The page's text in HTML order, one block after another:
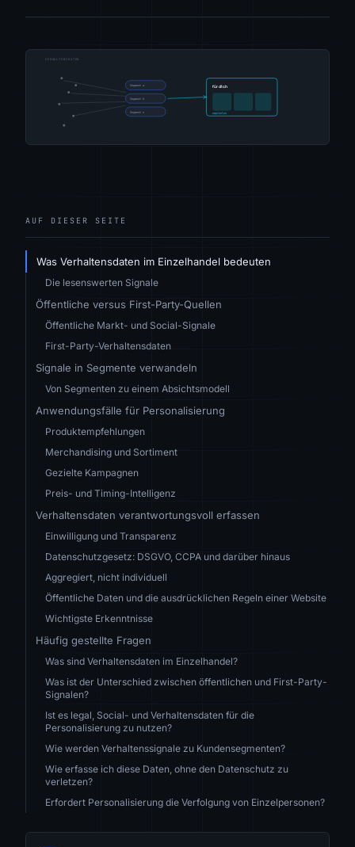
AUF DIESER SEITE
Was Verhaltensdaten im Einzelhandel bedeuten
Die lesenswerten Signale
Öffentliche versus First-Party-Quellen
Öffentliche Markt- und Social-Signale
First-Party-Verhaltensdaten
Signale in Segmente verwandeln
Von Segmenten zu einem Absichtsmodell
Anwendungsfälle für Personalisierung
Produktempfehlungen
Merchandising und Sortiment
Gezielte Kampagnen
Preis- und Timing-Intelligenz
Verhaltensdaten verantwortungsvoll erfassen
Einwilligung und Transparenz
Datenschutzgesetz: DSGVO, CCPA und darüber hinaus
Aggregiert, nicht individuell
Öffentliche Daten und die ausdrücklichen Regeln einer Website
Wichtigste Erkenntnisse
Häufig gestellte Fragen
Was sind Verhaltensdaten im Einzelhandel?
Was ist der Unterschied zwischen öffentlichen und First-Party-
Signalen?
Ist es legal, Social- und Verhaltensdaten für die
Personalisierung zu nutzen?
Wie werden Verhaltenssignale zu Kundensegmenten?
Wie erfasse ich diese Daten, ohne den Datenschutz zu
verletzen?
Erfordert Personalisierung die Verfolgung von Einzelpersonen?